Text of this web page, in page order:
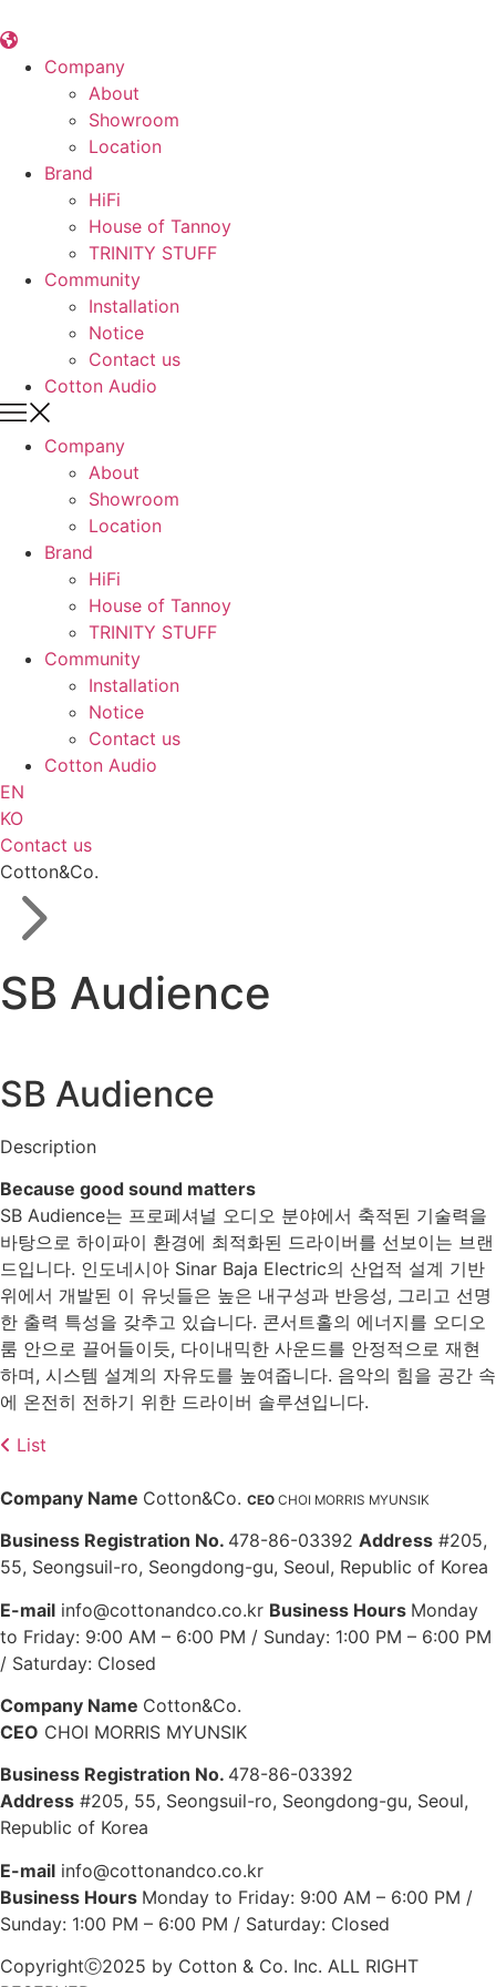
텐
Company
About
Showroom
Location
Brand
HiFi
House of Tannoy
TRINITY STUFF
Community
Installation
Notice
Contact us
Cotton Audio
Company
About
Showroom
Location
Brand
HiFi
House of Tannoy
TRINITY STUFF
Community
Installation
Notice
Contact us
Cotton Audio
EN
KO
Contact us
Cotton&Co.
SB Audience
SB Audience
Description
Because good sound matters
SB Audience는 프로페셔널 오디오 분야에서 축적된 기술력을
바탕으로 하이파이 환경에 최적화된 드라이버를 선보이는 브랜
드입니다. 인도네시아 Sinar Baja Electric의 산업적 설계 기반
위에서 개발된 이 유닛들은 높은 내구성과 반응성, 그리고 선명
한 출력 특성을 갖추고 있습니다. 콘서트홀의 에너지를 오디오
룸 안으로 끌어들이듯, 다이내믹한 사운드를 안정적으로 재현
하며, 시스템 설계의 자유도를 높여줍니다. 음악의 힘을 공간 속
에 온전히 전하기 위한 드라이버 솔루션입니다.
List
Company Name Cotton&Co. CEO CHOI MORRIS MYUNSIK
Business Registration No. 478-86-03392 Address #205,
55, Seongsuil-ro, Seongdong-gu, Seoul, Republic of Korea
E-mail info@cottonandco.co.kr Business Hours Monday
to Friday: 9:00 AM – 6:00 PM / Sunday: 1:00 PM – 6:00 PM
/ Saturday: Closed
Company Name Cotton&Co.
CEO CHOI MORRIS MYUNSIK
Business Registration No. 478-86-03392
Address #205, 55, Seongsuil-ro, Seongdong-gu, Seoul,
Republic of Korea
E-mail info@cottonandco.co.kr
Business Hours Monday to Friday: 9:00 AM – 6:00 PM /
Sunday: 1:00 PM – 6:00 PM / Saturday: Closed
Copyrightⓒ2025 by Cotton & Co. Inc. ALL RIGHT